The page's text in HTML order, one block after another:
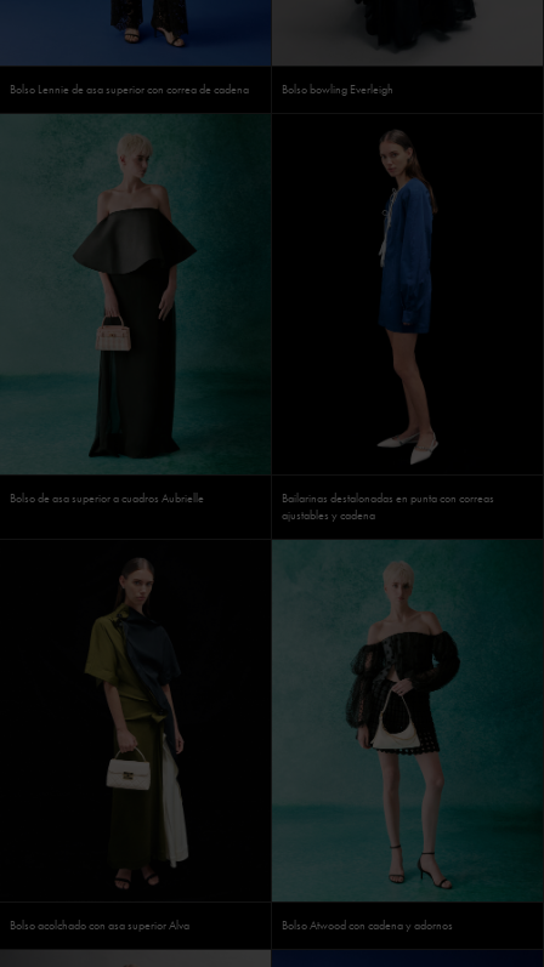
Bolso Lennie de asa superior con correa de cadena Bolso bowling Everleigh
Bolso de asa superior a cuadros Aubrielle
Bailarinas destalonadas en punta con correas
ajustables y cadena
Bolso acolchado con asa superior Alva Bolso Atwood con cadena y adornos